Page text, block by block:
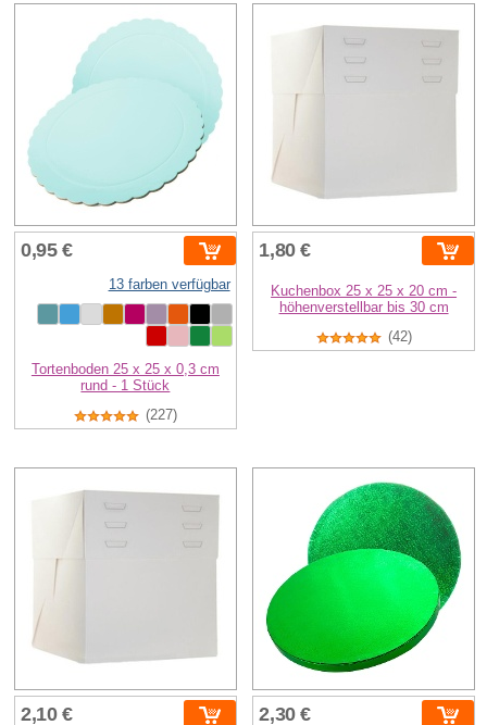
0,95 €
13 farben verfügbar
Tortenboden 25 x 25 x 0,3 cm
rund - 1 Stück
(227)
1,80 €
Kuchenbox 25 x 25 x 20 cm -
höhenverstellbar bis 30 cm
(42)
2,10 € 2,30 €